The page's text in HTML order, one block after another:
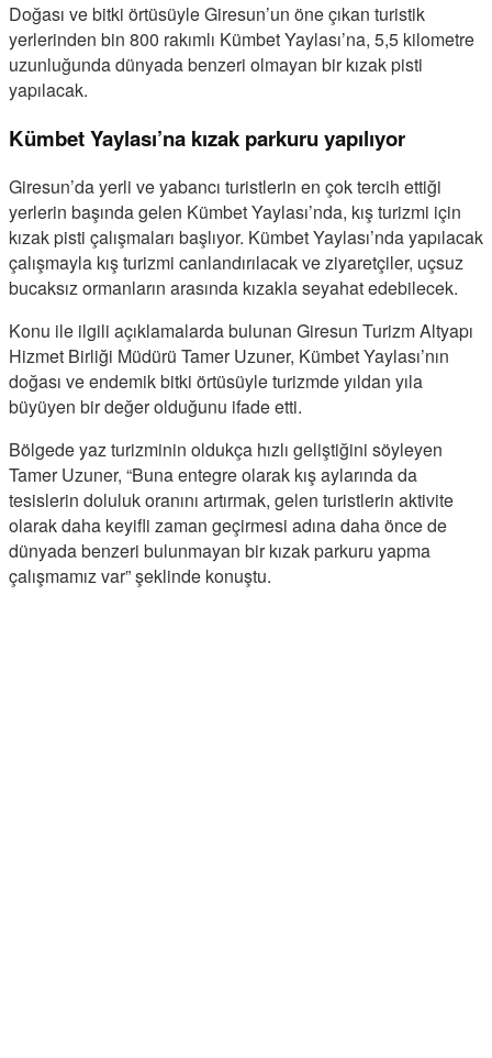
Doğası ve bitki örtüsüyle Giresun’un öne çıkan turistik
yerlerinden bin 800 rakımlı Kümbet Yaylası’na, 5,5 kilometre
uzunluğunda dünyada benzeri olmayan bir kızak pisti
yapılacak.
Kümbet Yaylası’na kızak parkuru yapılıyor
Giresun’da yerli ve yabancı turistlerin en çok tercih ettiği
yerlerin başında gelen Kümbet Yaylası’nda, kış turizmi için
kızak pisti çalışmaları başlıyor. Kümbet Yaylası’nda yapılacak
çalışmayla kış turizmi canlandırılacak ve ziyaretçiler, uçsuz
bucaksız ormanların arasında kızakla seyahat edebilecek.
Konu ile ilgili açıklamalarda bulunan Giresun Turizm Altyapı
Hizmet Birliği Müdürü Tamer Uzuner, Kümbet Yaylası’nın
doğası ve endemik bitki örtüsüyle turizmde yıldan yıla
büyüyen bir değer olduğunu ifade etti.
Bölgede yaz turizminin oldukça hızlı geliştiğini söyleyen
Tamer Uzuner, “Buna entegre olarak kış aylarında da
tesislerin doluluk oranını artırmak, gelen turistlerin aktivite
olarak daha keyifli zaman geçirmesi adına daha önce de
dünyada benzeri bulunmayan bir kızak parkuru yapma
çalışmamız var” şeklinde konuştu.